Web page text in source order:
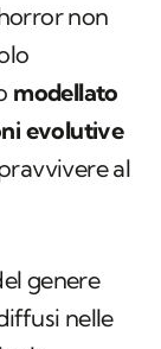
non
modellato
evolutive
al
genere
nelle